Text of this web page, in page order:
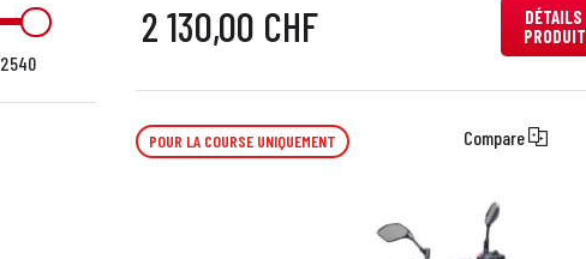
2540
2 130,00 CHF
DÉTAILS
PRODUIT
POUR LA COURSE UNIQUEMENT Compare